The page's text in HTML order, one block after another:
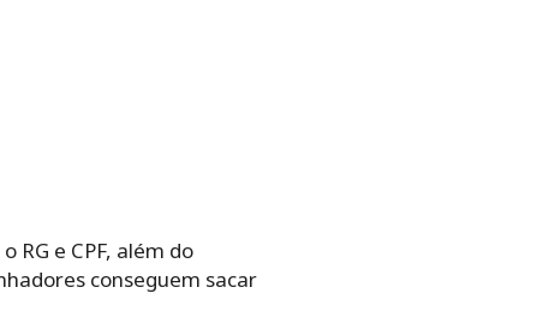
RG e CPF, além do
conseguem sacar